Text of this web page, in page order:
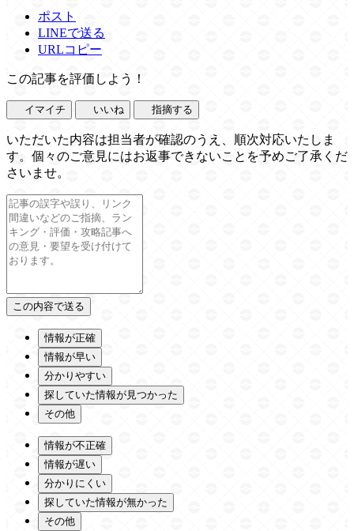
ポスト
LINEで送る
URLコピー
この記事を評価しよう！
イマイチ いいね 指摘する
いただいた内容は担当者が確認のうえ、順次対応いたしま
す。個々のご意見にはお返事できないことを予めご了承くだ
さいませ。
情報が正確
情報が早い
分かりやすい
探していた情報が見つかった
その他
情報が不正確
情報が遅い
分かりにくい
探していた情報が無かった
その他